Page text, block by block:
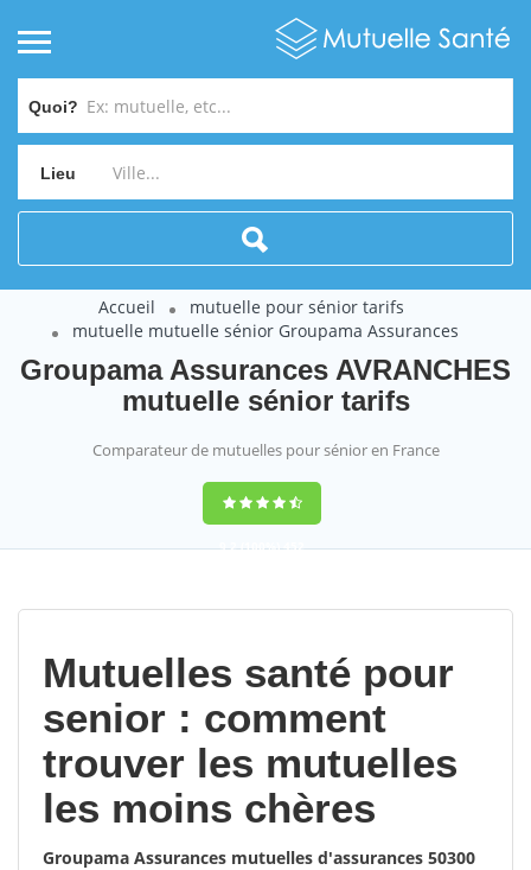
Quoi?
Lieu
Accueil
mutuelle pour sénior tarifs
mutuelle mutuelle sénior Groupama Assurances
Groupama Assurances AVRANCHES
mutuelle sénior tarifs
Comparateur de mutuelles pour sénior en France
9,2(100%)452
Mutuelles santé pour
senior : comment
trouver les mutuelles
les moins chères
Groupama Assurances mutuelles d'assurances 50300